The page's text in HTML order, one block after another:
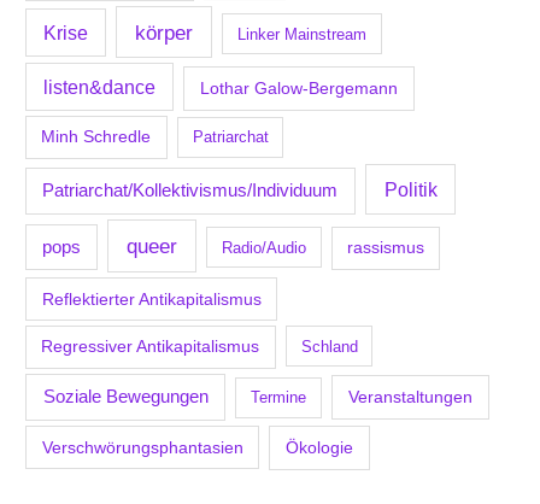
Krise körper Linker Mainstream
listen&dance Lothar Galow-Bergemann
Minh Schredle Patriarchat
Patriarchat/Kollektivismus/Individuum Politik
pops queer Radio/Audio rassismus
Reflektierter Antikapitalismus
Regressiver Antikapitalismus Schland
Soziale Bewegungen Termine Veranstaltungen
Verschwörungsphantasien Ökologie